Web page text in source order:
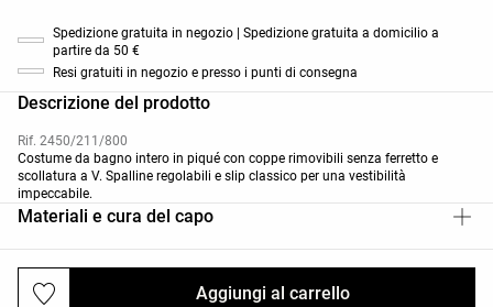
Aggiungi al carrello
Spedizione gratuita in negozio | Spedizione gratuita a domicilio a
partire da 50 €
Resi gratuiti in negozio e presso i punti di consegna
Descrizione del prodotto
Rif. 2450/211/800
Costume da bagno intero in piqué con coppe rimovibili senza ferretto e
scollatura a V. Spalline regolabili e slip classico per una vestibilità
impeccabile.
Materiali e cura del capo
Spedizioni e resi